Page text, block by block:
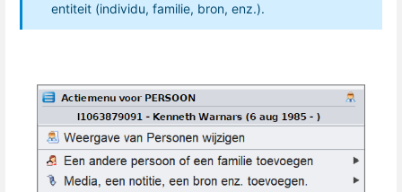
entiteit (individu, familie, bron, enz.).